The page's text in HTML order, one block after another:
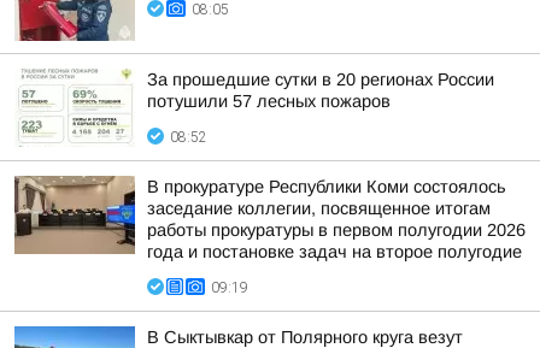
08:05
За прошедшие сутки в 20 регионах России
потушили 57 лесных пожаров
08:52
В прокуратуре Республики Коми состоялось
заседание коллегии, посвященное итогам
работы прокуратуры в первом полугодии 2026
года и постановке задач на второе полугодие
09:19
В Сыктывкар от Полярного круга везут